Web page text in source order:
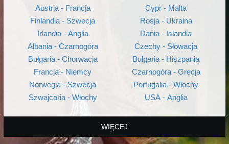
Austria - Francja
Finlandia - Szwecja
Irlandia - Anglia
Albania - Czarnogóra
Bułgaria - Chorwacja
Francja - Niemcy
Norwegia - Szwecja
Szwajcaria - Włochy
Cypr - Malta
Rosja - Ukraina
Dania - Islandia
Czechy - Słowacja
Bułgaria - Hiszpania
Czarnogóra - Grecja
Portugalia - Włochy
USA - Anglia
WIĘCEJ